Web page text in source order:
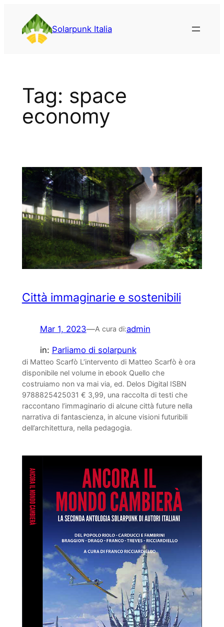
contenuto
Solarpunk Italia
Tag: space
economy
Città immaginarie e sostenibili
Mar 1, 2023—A cura di:admin
in: Parliamo di solarpunk
di Matteo Scarfò L’intervento di Matteo Scarfò è ora
disponibile nel volume in ebook Quello che
costruiamo non va mai via, ed. Delos Digital ISBN
9788825425031 € 3,99, una raccolta di testi che
raccontano l’immaginario di alcune città future nella
narrativa di fantascienza, in alcune visioni futuribili
dell’architettura, nella pedagogia.